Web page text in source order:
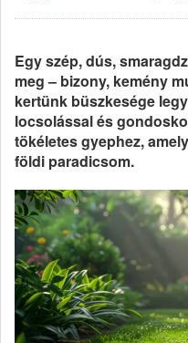
Egy szép, dús,
meg – bizony, kemény
kertünk büszkesége
locsolással és
tökéletes gyephez,
földi paradicsom.